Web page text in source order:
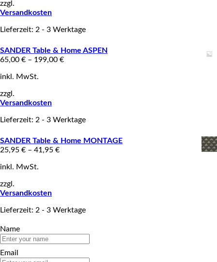
zzgl.
Versandkosten
Lieferzeit: 2 - 3 Werktage
SANDER Table & Home ASPEN
65,00 € – 199,00 €
inkl. MwSt.
zzgl.
Versandkosten
Lieferzeit: 2 - 3 Werktage
SANDER Table & Home MONTAGE
25,95 € – 41,95 €
inkl. MwSt.
zzgl.
Versandkosten
Lieferzeit: 2 - 3 Werktage
Name
Email